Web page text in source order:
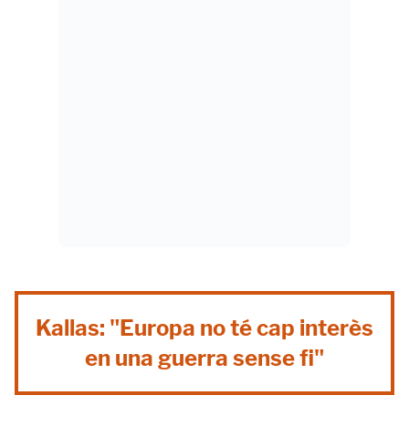
Kallas: "Europa no té cap interès
en una guerra sense fi"